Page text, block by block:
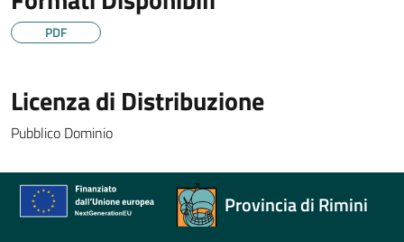
PDF
Licenza di Distribuzione
Pubblico Dominio
Provincia di Rimini